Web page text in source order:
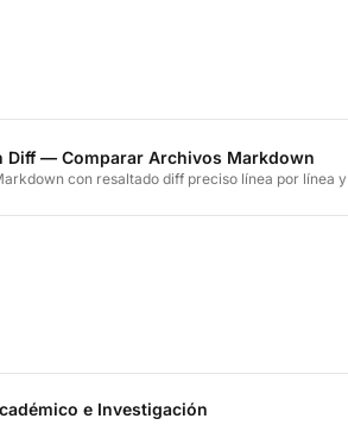
Diff — Comparar Archivos Markdown
con resaltado diff preciso línea por línea y
blog y cambios en README.
e Investigación